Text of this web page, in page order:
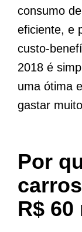
consumo
eficiente, e
custo-
2018 é
uma ótima
gastar
Por
R$ 60